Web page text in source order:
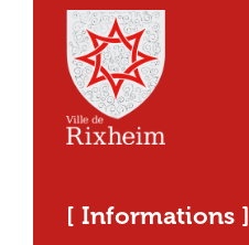
[ Informations ]